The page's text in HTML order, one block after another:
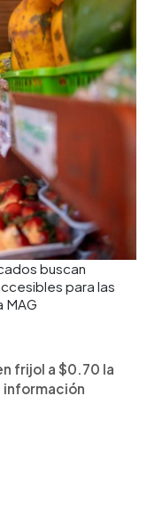
buscan
para las
MAG
frijol a $0.70 la
información